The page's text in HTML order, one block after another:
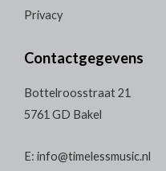
Privacy
Contactgegevens
Bottelroosstraat 21
5761 GD Bakel
E: info@timelessmusic.nl